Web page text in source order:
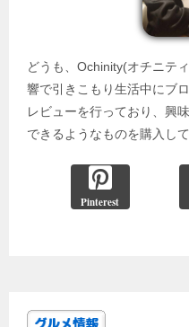
どうも、Ochinity(オチニテ
響で引きこもり生活中にブ
レビューを行っており、興
できるようなものを購入して
Pinterest